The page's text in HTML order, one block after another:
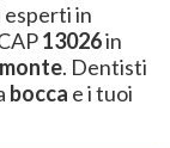
in
13026in
. Dentisti
bocca e i tuoi